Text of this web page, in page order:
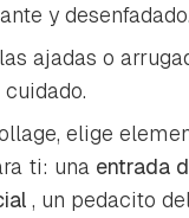
y desenfadado.
ajadas o
elige
ti: una entrada
, un pedacito